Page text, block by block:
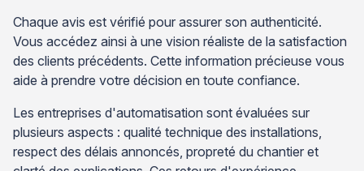
Chaque avis est vérifié pour assurer son authenticité.
Vous accédez ainsi à une vision réaliste de la satisfaction
des clients précédents. Cette information précieuse vous
aide à prendre votre décision en toute confiance.
Les entreprises d'automatisation sont évaluées sur
plusieurs aspects : qualité technique des installations,
respect des délais annoncés, propreté du chantier et